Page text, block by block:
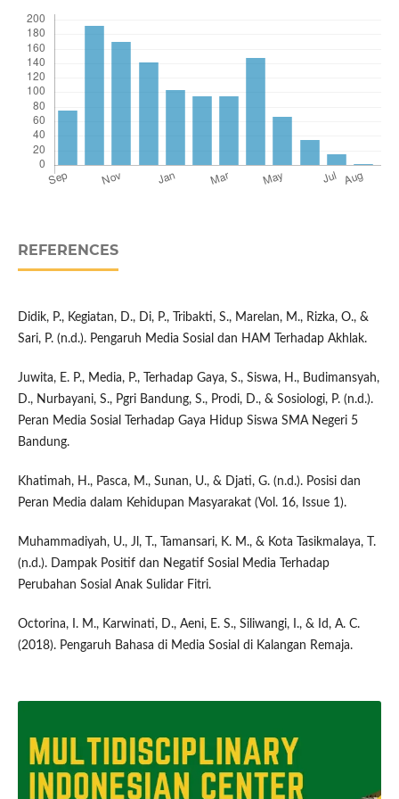
REFERENCES
Didik, P., Kegiatan, D., Di, P., Tribakti, S., Marelan, M., Rizka, O., &
Sari, P. (n.d.). Pengaruh Media Sosial dan HAM Terhadap Akhlak.
Juwita, E. P., Media, P., Terhadap Gaya, S., Siswa, H., Budimansyah,
D., Nurbayani, S., Pgri Bandung, S., Prodi, D., & Sosiologi, P. (n.d.).
Peran Media Sosial Terhadap Gaya Hidup Siswa SMA Negeri 5
Bandung.
Khatimah, H., Pasca, M., Sunan, U., & Djati, G. (n.d.). Posisi dan
Peran Media dalam Kehidupan Masyarakat (Vol. 16, Issue 1).
Muhammadiyah, U., Jl, T., Tamansari, K. M., & Kota Tasikmalaya, T.
(n.d.). Dampak Positif dan Negatif Sosial Media Terhadap
Perubahan Sosial Anak Sulidar Fitri.
Octorina, I. M., Karwinati, D., Aeni, E. S., Siliwangi, I., & Id, A. C.
(2018). Pengaruh Bahasa di Media Sosial di Kalangan Remaja.